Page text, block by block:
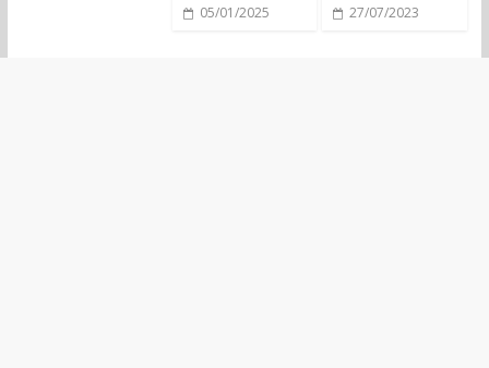
05/01/2025 27/07/2023